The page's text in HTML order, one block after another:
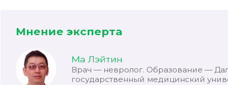
Мнение эксперта
Ма Лэйтин
Врач — невролог. Образование —
государственный медицинский